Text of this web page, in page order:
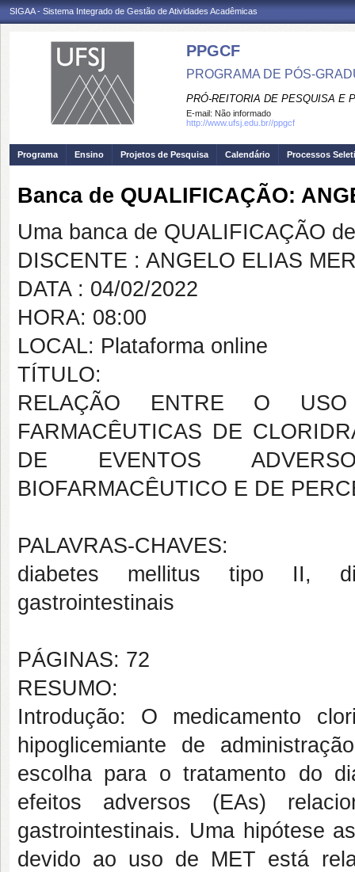
SIGAA - Sistema Integrado de Gestão de Atividades Acadêmicas
PPGCF
PROGRAMA DE PÓS-
PRÓ-REITORIA DE PESQUISA E
E-mail: Não informado
http://www.ufsj.edu.br//ppgcf
Programa Ensino Projetos de Pesquisa Calendário Processos
Banca de QUALIFICAÇÃO:
Uma banca de QUALIFICAÇÃO
DISCENTE : ANGELO ELIAS
DATA : 04/02/2022
HORA: 08:00
LOCAL: Plataforma online
TÍTULO:
RELAÇÃO ENTRE O USO
FARMACÊUTICAS DE
DE EVENTOS
BIOFARMACÊUTICO E DE
PALAVRAS-CHAVES:
diabetes mellitus tipo II,
gastrointestinais
PÁGINAS: 72
RESUMO:
Introdução: O medicamento
hipoglicemiante de
escolha para o tratamento do
efeitos adversos (EAs)
gastrointestinais. Uma hipótese
devido ao uso de MET está